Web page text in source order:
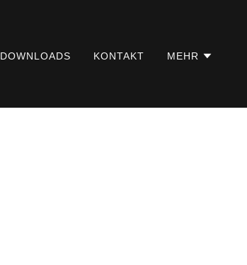
DOWNLOADS KONTAKT MEHR